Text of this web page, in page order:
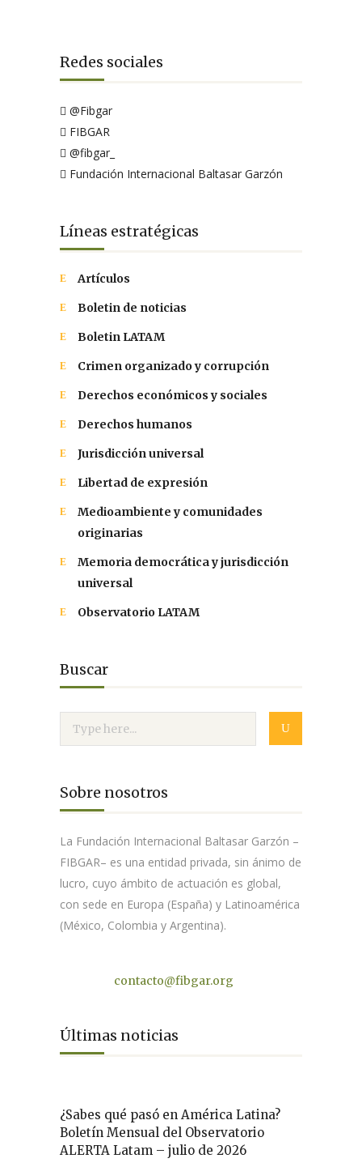
Redes sociales
@Fibgar
FIBGAR
@fibgar_
Fundación Internacional Baltasar Garzón
Líneas estratégicas
Artículos
Boletin de noticias
Boletin LATAM
Crimen organizado y corrupción
Derechos económicos y sociales
Derechos humanos
Jurisdicción universal
Libertad de expresión
Medioambiente y comunidades
originarias
Memoria democrática y jurisdicción
universal
Observatorio LATAM
Buscar
Sobre nosotros
La Fundación Internacional Baltasar Garzón –
FIBGAR– es una entidad privada, sin ánimo de
lucro, cuyo ámbito de actuación es global,
con sede en Europa (España) y Latinoamérica
(México, Colombia y Argentina).
contacto@fibgar.org
Últimas noticias
¿Sabes qué pasó en América Latina?
Boletín Mensual del Observatorio
ALERTA Latam – julio de 2026